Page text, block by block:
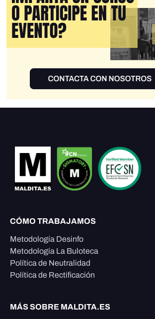
CÓMO TRABAJAMOS
Metodología Desinfo
Metodología La Buloteca
Política de Neutralidad
Política de Rectificación
MÁS SOBRE MALDITA.ES